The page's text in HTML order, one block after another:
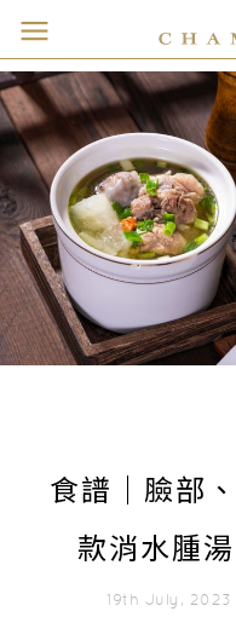
食譜｜臉部
款消水腫
19th July, 2023